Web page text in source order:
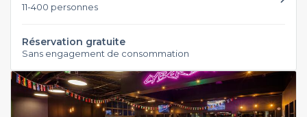
11-400 personnes
Réservation gratuite
Sans engagement de consommation